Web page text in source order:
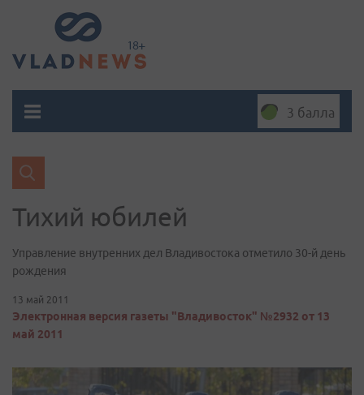
3 балла
Тихий юбилей
Управление внутренних дел Владивостока отметило 30-й день
рождения
13 май 2011
Электронная версия газеты "Владивосток" №2932 от 13
май 2011